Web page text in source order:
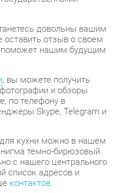
и обзоры
по телефону в
Skype, Telegram и
кухни можно в нашем
темно-бирюзовый
с нашего центрального
адресов и
Велюр
Энигма темно-
бирюзовый